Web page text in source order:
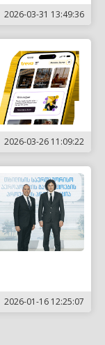
2026-03-31 13:49:36
2026-03-26 11:09:22
2026-01-16 12:25:07